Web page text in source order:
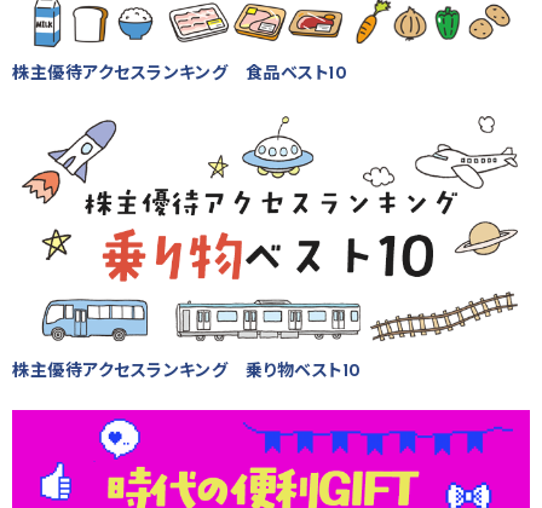
株主優待アクセスランキング 食品ベスト10
株主優待アクセスランキング 乗り物ベスト10